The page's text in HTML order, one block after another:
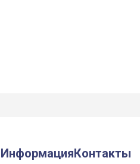
ИнформацияКонтакты